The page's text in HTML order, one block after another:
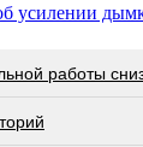
усилении
работы